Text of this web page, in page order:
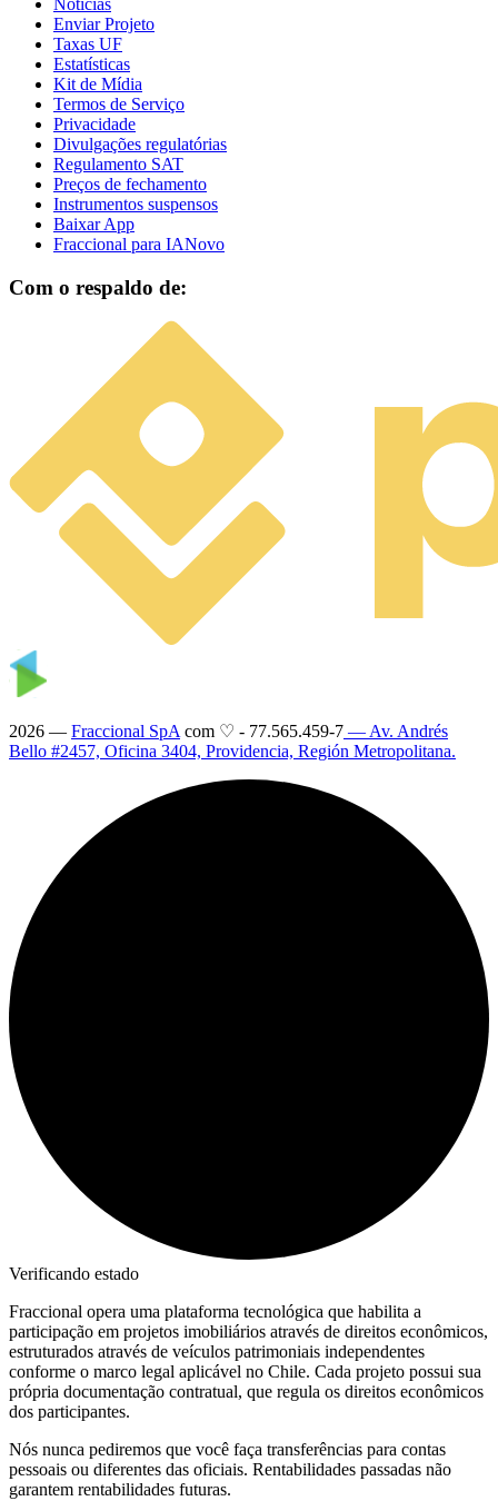
Notícias
Enviar Projeto
Taxas UF
Estatísticas
Kit de Mídia
Termos de Serviço
Privacidade
Divulgações regulatórias
Regulamento SAT
Preços de fechamento
Instrumentos suspensos
Baixar App
Fraccional para IANovo
Com o respaldo de:
2026 — Fraccional SpA com ♡ - 77.565.459-7 — Av. Andrés
Bello #2457, Oficina 3404, Providencia, Región Metropolitana.
Verificando estado
Fraccional opera uma plataforma tecnológica que habilita a
participação em projetos imobiliários através de direitos econômicos,
estruturados através de veículos patrimoniais independentes
conforme o marco legal aplicável no Chile. Cada projeto possui sua
própria documentação contratual, que regula os direitos econômicos
dos participantes.
Nós nunca pediremos que você faça transferências para contas
pessoais ou diferentes das oficiais. Rentabilidades passadas não
garantem rentabilidades futuras.